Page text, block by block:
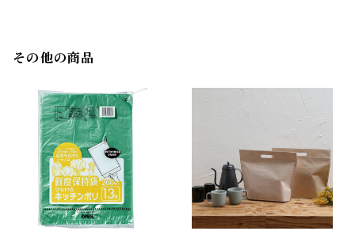
その他の商品